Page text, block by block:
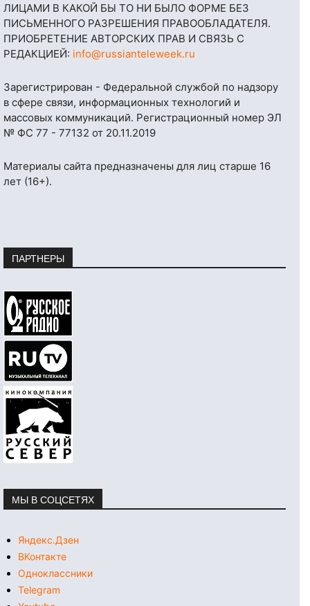
ЛИЦАМИ В КАКОЙ БЫ ТО НИ БЫЛО ФОРМЕ БЕЗ
ПИСЬМЕННОГО РАЗРЕШЕНИЯ ПРАВООБЛАДАТЕЛЯ.
ПРИОБРЕТЕНИЕ АВТОРСКИХ ПРАВ И СВЯЗЬ С
РЕДАКЦИЕЙ: info@russianteleweek.ru
Зарегистрирован - Федеральной службой по надзору
в сфере связи, информационных технологий и
массовых коммуникаций. Регистрационный номер ЭЛ
№ ФС 77 - 77132 от 20.11.2019
Материалы сайта предназначены для лиц старше 16
лет (16+).
ПАРТНЕРЫ
МЫ В СОЦСЕТЯХ
Яндекс.Дзен
ВКонтакте
Одноклассники
Telegram